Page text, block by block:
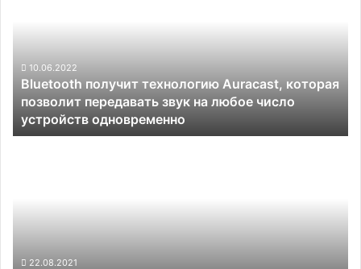
передавать
звук
на
любое
число
10.06.2022
Bluetooth получит технологию Auracast, которая
позволит передавать звук на любое число
устройств одновременно
рынка22.08.2021